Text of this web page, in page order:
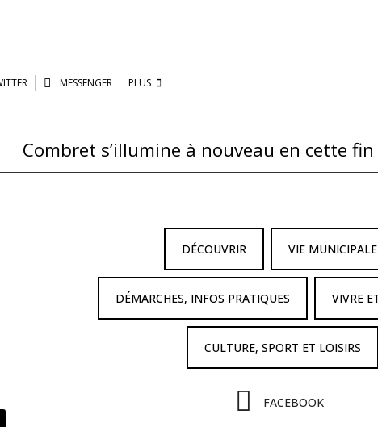
MESSENGER PLUS
Combret s’illumine à nouveau en cette fin
DÉCOUVRIR VIE MUNICIPALE
DÉMARCHES, INFOS PRATIQUES VIVRE
CULTURE, SPORT ET LOISIRS
FACEBOOK